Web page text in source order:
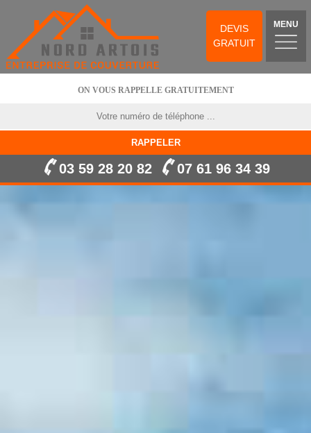
DEVIS
GRATUIT
MENU
ON VOUS RAPPELLE GRATUITEMENT
03 59 28 20 82 07 61 96 34 39